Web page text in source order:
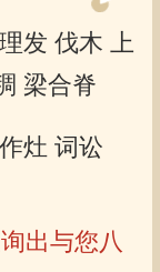
理发 伐木 上
梁合脊
词讼
作灶
出与您八